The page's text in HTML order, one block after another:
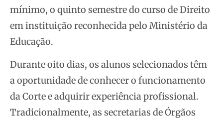
mínimo, o quinto semestre do curso de Direito
em instituição reconhecida pelo Ministério da
Educação.
Durante oito dias, os alunos selecionados têm
a oportunidade de conhecer o funcionamento
da Corte e adquirir experiência profissional.
Tradicionalmente, as secretarias de Órgãos